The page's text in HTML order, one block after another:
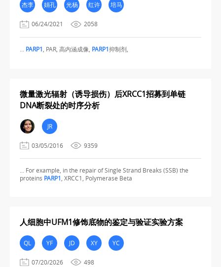
杰李 娟孔 光杨 红许 培马
06/24/2021 2058
PARP1 , PAR, 高内涵成像, PARP1抑制剂,
微量激光辐射（诱导损伤）后XRCC1招募到单链
DNA断裂处的时序分析
JR
03/05/2016 9359
... For example, in the repair of Single Strand Breaks (SSB) the
proteins PARP1 , XRCC1, Polymerase Beta
人细胞中UFM1修饰底物的鉴定与验证实验方案
QL YF JD XY YC
07/20/2026 498